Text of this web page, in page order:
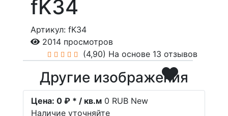
fK34
Артикул: fK34
2014 просмотров
(4,90) На основе 13 отзывов
Другие изображения
Цена: 0 ₽ * / кв.м 0 RUB New
Наличие уточняйте